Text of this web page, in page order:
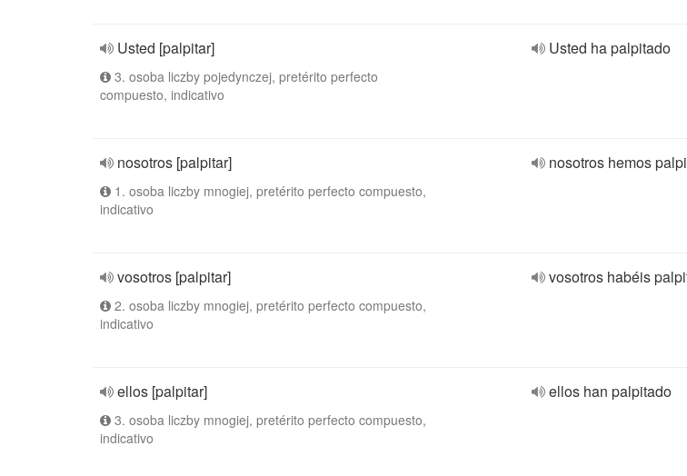
Usted [palpitar]
3. osoba liczby pojedynczej, pretérito perfecto
compuesto, indicativo
Usted ha palpitado
nosotros [palpitar]
1. osoba liczby mnogiej, pretérito perfecto compuesto,
indicativo
nosotros hemos
vosotros [palpitar]
2. osoba liczby mnogiej, pretérito perfecto compuesto,
indicativo
vosotros habéis
ellos [palpitar]
3. osoba liczby mnogiej, pretérito perfecto compuesto,
indicativo
ellos han palpitado